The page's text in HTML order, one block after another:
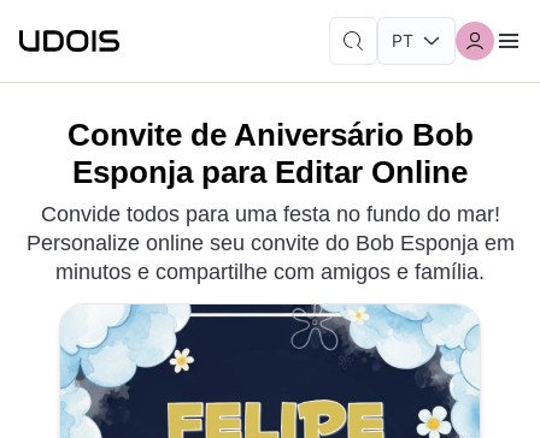
Convite de Aniversário Bob
Esponja para Editar Online
Convide todos para uma festa no fundo do mar!
Personalize online seu convite do Bob Esponja em
minutos e compartilhe com amigos e família.